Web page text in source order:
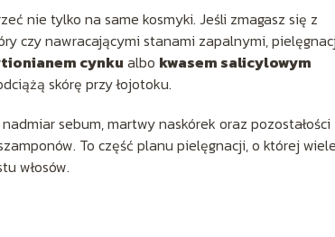
nie tylko na same kosmyki. Jeśli zmagasz się z
czy nawracającymi stanami zapalnymi,
cynku albo kwasem salicylowym
skórę przy łojotoku.
sebum, martwy naskórek oraz pozostałości
To część planu pielęgnacji, o której
włosów.